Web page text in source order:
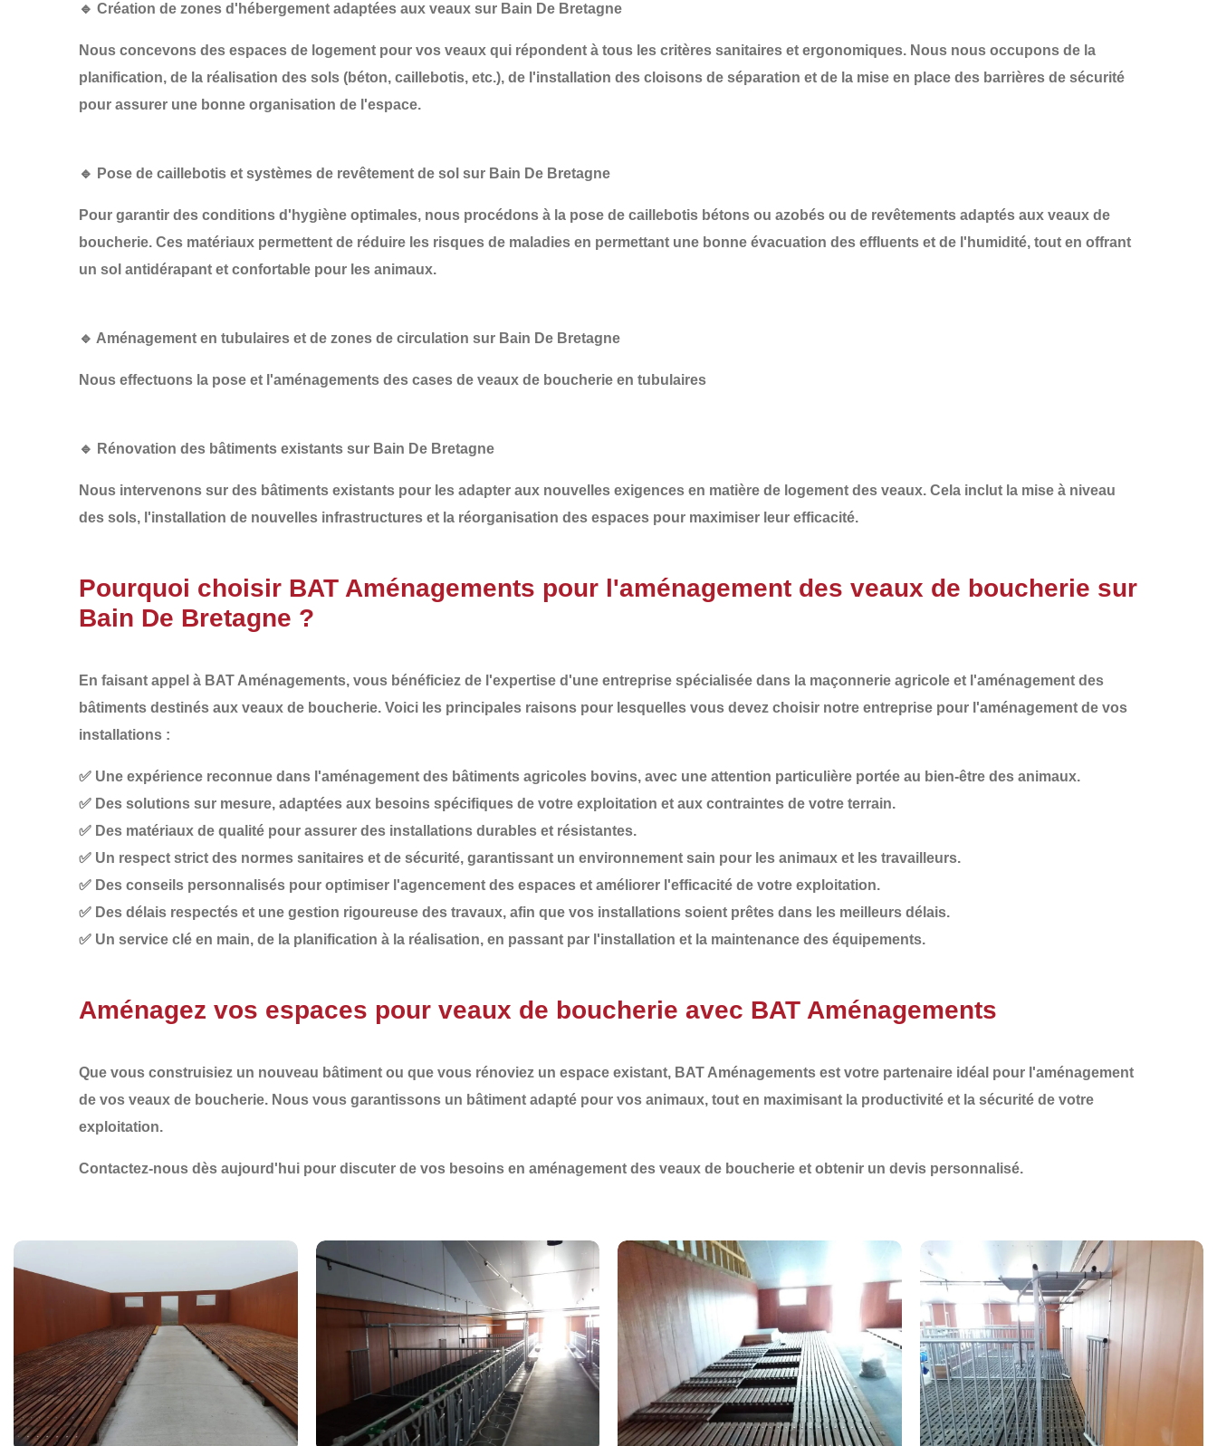
🔹 Création de zones d'hébergement adaptées aux veaux sur Bain De Bretagne
Nous concevons des espaces de logement pour vos veaux qui répondent à tous les critères sanitaires et ergonomiques. Nous nous occupons de la
planification, de la réalisation des sols (béton, caillebotis, etc.), de l'installation des cloisons de séparation et de la mise en place des barrières de sécurité
pour assurer une bonne organisation de l'espace.
🔹 Pose de caillebotis et systèmes de revêtement de sol sur Bain De Bretagne
Pour garantir des conditions d'hygiène optimales, nous procédons à la pose de caillebotis bétons ou azobés ou de revêtements adaptés aux veaux de
boucherie. Ces matériaux permettent de réduire les risques de maladies en permettant une bonne évacuation des effluents et de l'humidité, tout en offrant
un sol antidérapant et confortable pour les animaux.
🔹 Aménagement en tubulaires et de zones de circulation sur Bain De Bretagne
Nous effectuons la pose et l'aménagements des cases de veaux de boucherie en tubulaires
🔹 Rénovation des bâtiments existants sur Bain De Bretagne
Nous intervenons sur des bâtiments existants pour les adapter aux nouvelles exigences en matière de logement des veaux. Cela inclut la mise à niveau
des sols, l'installation de nouvelles infrastructures et la réorganisation des espaces pour maximiser leur efficacité.
Pourquoi choisir BAT Aménagements pour l'aménagement des veaux de boucherie sur
Bain De Bretagne ?
En faisant appel à BAT Aménagements, vous bénéficiez de l'expertise d'une entreprise spécialisée dans la maçonnerie agricole et l'aménagement des
bâtiments destinés aux veaux de boucherie. Voici les principales raisons pour lesquelles vous devez choisir notre entreprise pour l'aménagement de vos
installations :
✅ Une expérience reconnue dans l'aménagement des bâtiments agricoles bovins, avec une attention particulière portée au bien-être des animaux.
✅ Des solutions sur mesure, adaptées aux besoins spécifiques de votre exploitation et aux contraintes de votre terrain.
✅ Des matériaux de qualité pour assurer des installations durables et résistantes.
✅ Un respect strict des normes sanitaires et de sécurité, garantissant un environnement sain pour les animaux et les travailleurs.
✅ Des conseils personnalisés pour optimiser l'agencement des espaces et améliorer l'efficacité de votre exploitation.
✅ Des délais respectés et une gestion rigoureuse des travaux, afin que vos installations soient prêtes dans les meilleurs délais.
✅ Un service clé en main, de la planification à la réalisation, en passant par l'installation et la maintenance des équipements.
Aménagez vos espaces pour veaux de boucherie avec BAT Aménagements
Que vous construisiez un nouveau bâtiment ou que vous rénoviez un espace existant, BAT Aménagements est votre partenaire idéal pour l'aménagement
de vos veaux de boucherie. Nous vous garantissons un bâtiment adapté pour vos animaux, tout en maximisant la productivité et la sécurité de votre
exploitation.
Contactez-nous dès aujourd'hui pour discuter de vos besoins en aménagement des veaux de boucherie et obtenir un devis personnalisé.